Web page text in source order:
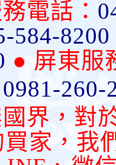
電話：
584-8200
● 屏東服
0981-260-
界，對
家，我